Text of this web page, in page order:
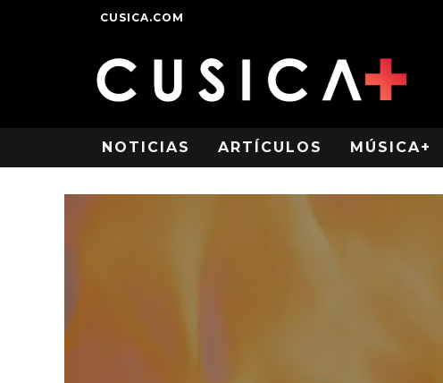
CUSICA.COM
NOTICIAS ARTÍCULOS MÚSICA+